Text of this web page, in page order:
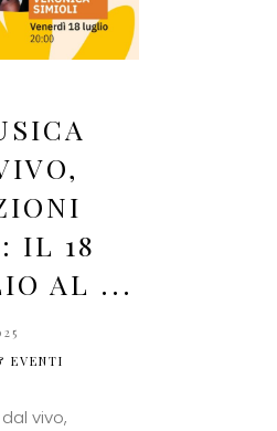
IL 18
AL ...
EVENTI
vivo,